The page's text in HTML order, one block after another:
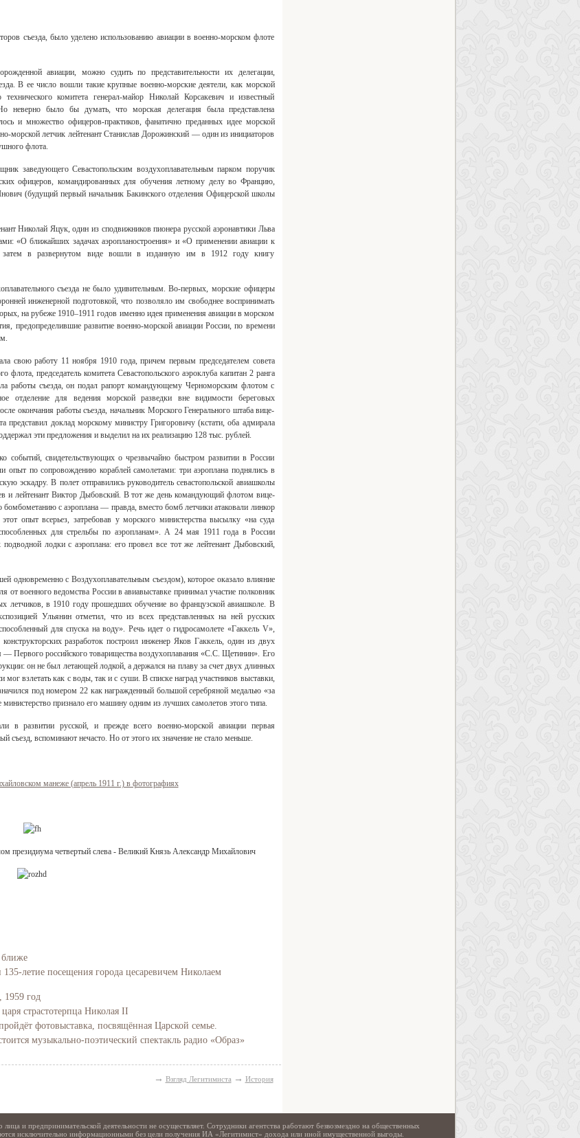
съезда, было уделено использованию авиации в военно-морском флоте
авиации, можно судить по представительности их делегации,
В ее число вошли такие крупные военно-морские деятели, как морской
комитета генерал-майор Николай Корсакевич и известный
неверно было бы думать, что морская делегация была представлена
и множество офицеров-практиков, фанатично преданных идее морской
морской летчик лейтенант Станислав Дорожинский — один из инициаторов
флота.
заведующего Севастопольским воздухоплавательным парком поручик
офицеров, командированных для обучения летному делу во Францию,
(будущий первый начальник Бакинского отделения Офицерской школы
Николай Яцук, один из сподвижников пионера русской аэронавтики Льва
«О ближайших задачах аэропланостроения» и «О применении авиации к
затем в развернутом виде вошли в изданную им в 1912 году книгу
съезда не было удивительным. Во-первых, морские офицеры
инженерной подготовкой, что позволяло им свободнее воспринимать
на рубеже 1910–1911 годов именно идея применения авиации в морском
предопределившие развитие военно-морской авиации России, по времени
свою работу 11 ноября 1910 года, причем первым председателем совета
председатель комитета Севастопольского аэроклуба капитан 2 ранга
работы съезда, он подал рапорт командующему Черноморским флотом с
отделение для ведения морской разведки вне видимости береговых
окончания работы съезда, начальник Морского Генерального штаба вице-
представил доклад морскому министру Григоровичу (кстати, оба адмирала
эти предложения и выделил на их реализацию 128 тыс. рублей.
событий, свидетельствующих о чрезвычайно быстром развитии в России
опыт по сопровождению кораблей самолетами: три аэроплана поднялись в
эскадру. В полет отправились руководитель севастопольской авиашколы
и лейтенант Виктор Дыбовский. В тот же день командующий флотом вице-
с аэроплана — правда, вместо бомб летчики атаковали линкор
опыт всерьез, затребовав у морского министерства высылку «на суда
для стрельбы по аэропланам». А 24 мая 1911 года в России
лодки с аэроплана: его провел все тот же лейтенант Дыбовский,
одновременно с Воздухоплавательным съездом), которое оказало влияние
от военного ведомства России в авиавыставке принимал участие полковник
в 1910 году прошедших обучение во французской авиашколе. В
Ульянин отметил, что из всех представленных на ней русских
для спуска на воду». Речь идет о гидросамолете «Гаккель V»,
разработок построил инженер Яков Гаккель, один из двух
— Первого российского товарищества воздухоплавания «С.С. Щетинин». Его
он не был летающей лодкой, а держался на плаву за счет двух длинных
мог взлетать как с воды, так и с суши. В списке наград участников выставки,
под номером 22 как награжденный большой серебряной медалью «за
признало его машину одним из лучших самолетов этого типа.
в развитии русской, и прежде всего военно-морской авиации первая
съезд, вспоминают нечасто. Но от этого их значение не стало меньше.
манеже (апрель 1911 г.) в фотографиях
президиума четвертый слева - Великий Князь Александр Михайлович
ближе
летие посещения города цесаревичем Николаем
1959 год
страстотерпца Николая II
фотовыставка, посвящённая Царской семье.
музыкально-поэтический спектакль радио «Образ»
→ Взгляд Легитимиста → История
и предпринимательской деятельности не осуществляет. Сотрудники агентства работают безвозмездно на общественных
исключительно информационными без цели получения ИА «Легитимист» дохода или иной имущественной выгоды.